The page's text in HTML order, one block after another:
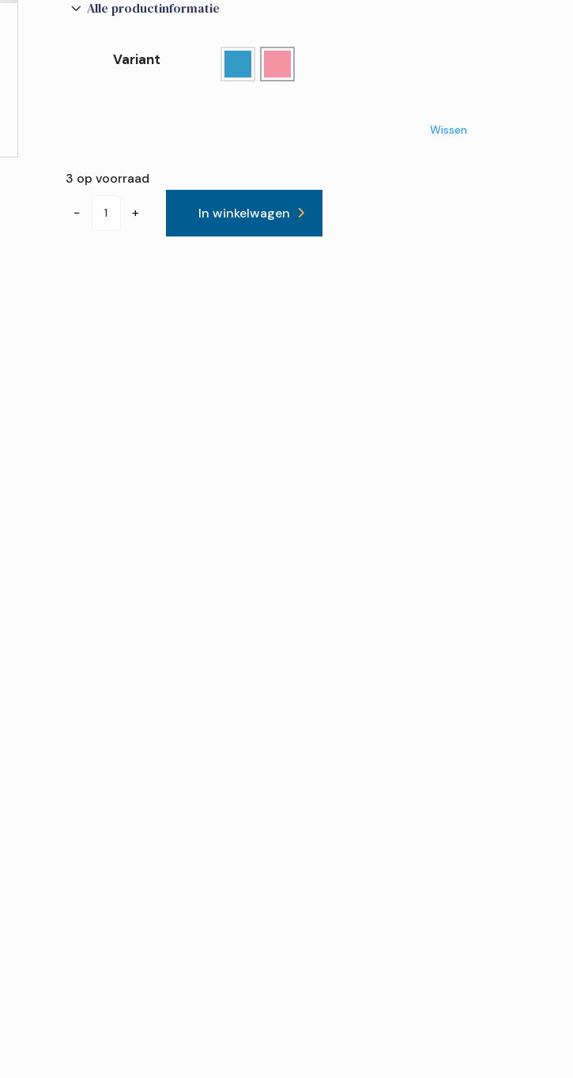
3 Alle productinformatie
Variant
Wissen
3 op voorraad
−
Dr.
+ In winkelwagen